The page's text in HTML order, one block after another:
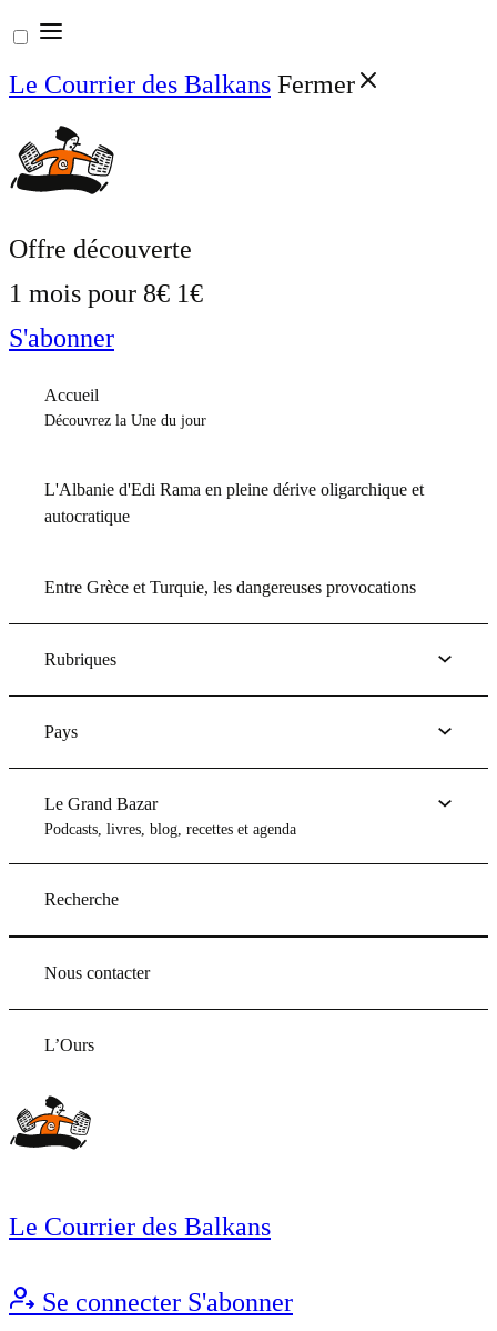
Aller
au
contenu
Le Courrier des Balkans Fermer
Offre découverte
1 mois pour 8€ 1€
S'abonner
Accueil
Découvrez la Une du jour
L'Albanie d'Edi Rama en pleine dérive oligarchique et
autocratique
Entre Grèce et Turquie, les dangereuses provocations
Rubriques
Pays
Le Grand Bazar
Podcasts, livres, blog, recettes et agenda
Recherche
Nous contacter
L’Ours
Le Courrier des Balkans
Se connecter S'abonner